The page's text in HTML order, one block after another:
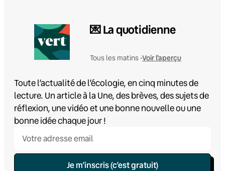
💌 La quotidienne
Tous les matins •Voir l'aperçu
Toute l’actualité de l’écologie, en cinq minutes de
lecture. Un article à la Une, des brèves, des sujets de
réflexion, une vidéo et une bonne nouvelle ou une
bonne idée chaque jour !
Je m’inscris (c’est gratuit)